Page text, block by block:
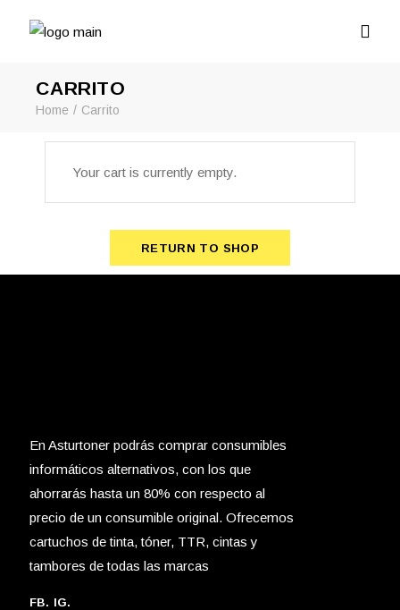
CARRITO
Home Carrito
Your cart is currently empty.
RETURN TO SHOP
En Asturtoner podrás comprar consumibles
informáticos alternativos, con los que
ahorrarás hasta un 80% con respecto al
precio de un consumible original. Ofrecemos
cartuchos de tinta, tóner, TTR, cintas y
tambores de todas las marcas
FB. IG.